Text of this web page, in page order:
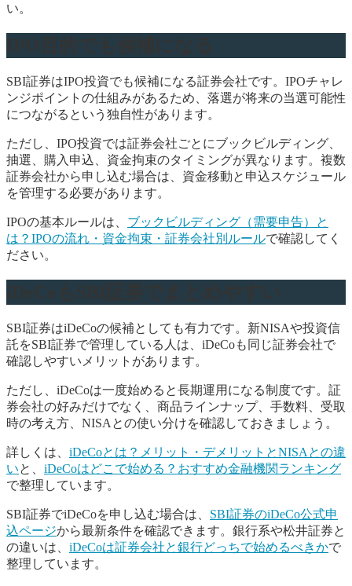
い。
SBI証券はIPO投資でも候補になる証券会社です。IPOチャレ
ンジポイントの仕組みがあるため、落選が将来の当選可能性
につながるという独自性があります。
ただし、IPO投資では証券会社ごとにブックビルディング、
抽選、購入申込、資金拘束のタイミングが異なります。複数
証券会社から申し込む場合は、資金移動と申込スケジュール
を管理する必要があります。
IPOの基本ルールは、 ブックビルディング（需要申告）と
は？IPOの流れ・資金拘束・証券会社別ルールで確認してく
ださい。
SBI証券はiDeCoの候補としても有力です。新NISAや投資信
託をSBI証券で管理している人は、iDeCoも同じ証券会社で
確認しやすいメリットがあります。
ただし、iDeCoは一度始めると長期運用になる制度です。証
券会社の好みだけでなく、商品ラインナップ、手数料、受取
時の考え方、NISAとの使い分けを確認しておきましょう。
詳しくは、 iDeCoとは？メリット・デメリットとNISAとの違
いと、 iDeCoはどこで始める？おすすめ金融機関ランキング
で整理しています。
SBI証券でiDeCoを申し込む場合は、 SBI証券のiDeCo公式申
込ページから最新条件を確認できます。銀行系や松井証券と
の違いは、 iDeCoは証券会社と銀行どっちで始めるべきかで
整理しています。